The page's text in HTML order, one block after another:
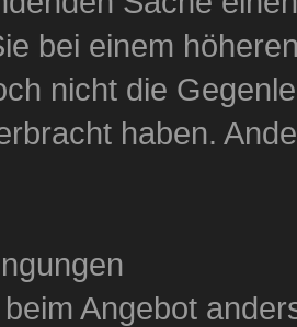
bei einem
nicht die
haben.
Angebot